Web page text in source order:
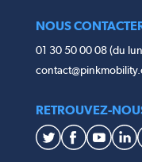
NOUS
01 30 50 00 08 (du
RETROUVEZ-